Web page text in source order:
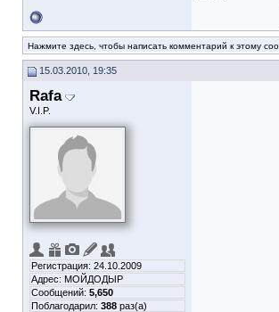
Нажмите здесь, чтобы написать комментарий к этому
15.03.2010, 19:35
Rafa
V.I.P.
Регистрация: 24.10.2009
Адрес: МОЙДОДЫР
Сообщений: 5,650
Поблагодарил: 388 раз(а)